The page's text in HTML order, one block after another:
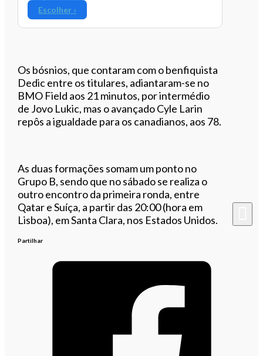
Escolher ›
Os bósnios, que contaram com o benfiquista
Dedic entre os titulares, adiantaram-se no
BMO Field aos 21 minutos, por intermédio
de Jovo Lukic, mas o avançado Cyle Larin
repôs a igualdade para os canadianos, aos 78.
As duas formações somam um ponto no
Grupo B, sendo que no sábado se realiza o
outro encontro da primeira ronda, entre
Qatar e Suíça, a partir das 20:00 (hora em
Lisboa), em Santa Clara, nos Estados Unidos.
Partilhar